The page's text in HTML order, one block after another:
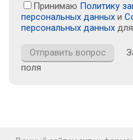
Принимаю Политику
персональных данных и
персональных данных
поля